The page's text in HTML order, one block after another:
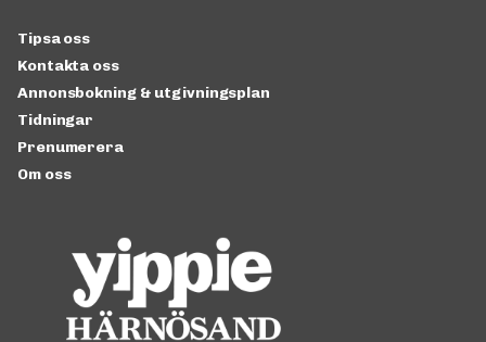
Tipsa oss
Kontakta oss
Annonsbokning & utgivningsplan
Tidningar
Prenumerera
Om oss